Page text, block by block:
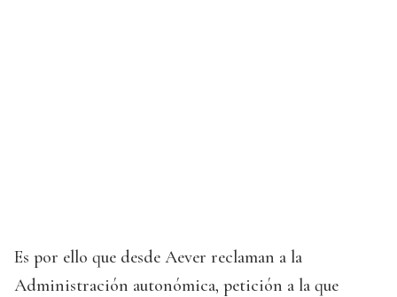
Es por ello que desde Aever reclaman a la
Administración autonómica, petición a la que